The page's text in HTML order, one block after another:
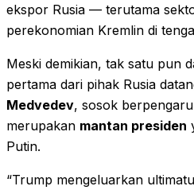
ekspor Rusia — terutama
perekonomian Kremlin di
Meski demikian, tak satu pun
pertama dari pihak Rusia
Medvedev, sosok
merupakan mantan presiden
Putin.
“Trump mengeluarkan